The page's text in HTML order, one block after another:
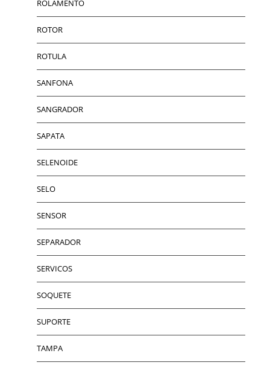
ROLAMENTO
ROTOR
ROTULA
SANFONA
SANGRADOR
SAPATA
SELENOIDE
SELO
SENSOR
SEPARADOR
SERVICOS
SOQUETE
SUPORTE
TAMPA